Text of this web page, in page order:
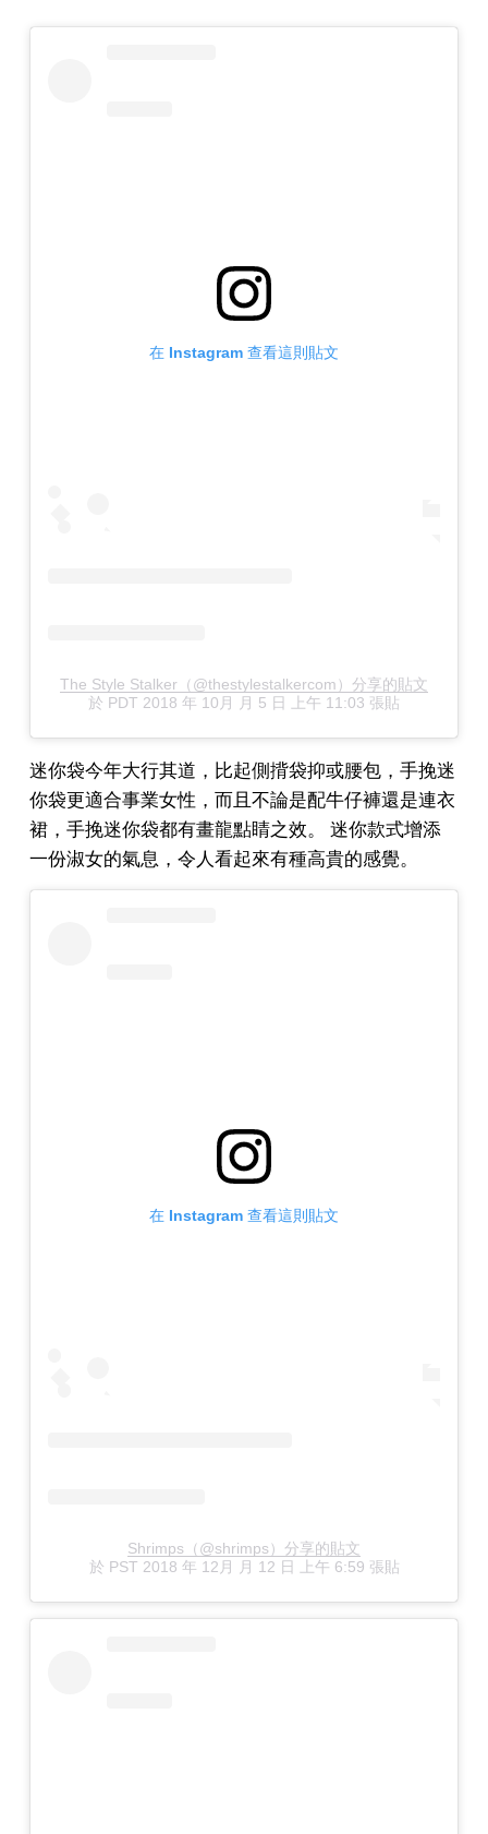
在 Instagram 查看這則貼文
The Style Stalker（@thestylestalkercom）分享的貼文
於 PDT 2018 年 10月 月 5 日 上午 11:03 張貼
迷你袋今年大行其道，比起側揹袋抑或腰包，手挽迷
你袋更適合事業女性，而且不論是配牛仔褲還是連衣
裙，手挽迷你袋都有畫龍點睛之效。 迷你款式增添
一份淑女的氣息，令人看起來有種高貴的感覺。
在 Instagram 查看這則貼文
Shrimps（@shrimps）分享的貼文
於 PST 2018 年 12月 月 12 日 上午 6:59 張貼